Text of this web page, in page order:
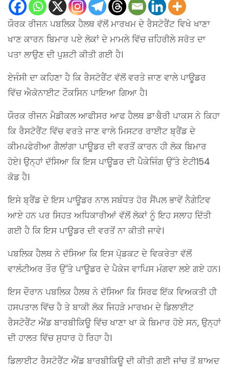
ਯੌਰਕ ਰੀਜਨ ਪਬਲਿਕ ਹੈਲਥ ਵੱਲੋਂ ਮਾਰਖਮ ਦੇ ਰੈਸਟੋਰੈਂਟ ਵਿਖੇ ਖਾਣਾ
ਖਾਣ ਕਾਰਨ ਬਿਮਾਰ ਪਏ ਲੋਕਾਂ ਦੇ ਮਾਮਲੇ ਵਿੱਚ ਜ਼ਹਿਰੀਲੇ ਸਰੋਤ ਦਾ
ਪਤਾ ਲਾਉਣ ਦੀ ਪੁਸ਼ਟੀ ਕੀਤੀ ਗਈ ਹੈ।
ਏਜੰਸੀ ਦਾ ਕਹਿਣਾ ਹੈ ਕਿ ਰੈਸਟੋਰੈਂਟ ਵੱਲੋਂ ਵਰਤੇ ਜਾਣ ਵਾਲੇ ਪਾਊਡਰ
ਵਿੱਚ ਐਕੋਨਾਈਟ ਟੌਕਸਿਨ ਪਾਇਆ ਗਿਆ ਹੈ।
ਯੌਰਕ ਰੀਜਨ ਮੈਡੀਕਲ ਆਫੀਸਰ ਆਫ ਹੈਲਥ ਡਾ·ਬੈਰੀ ਪਾਕਸ ਨੇ ਕਿਹਾ
ਕਿ ਰੈਸਟੋਰੈਂਟ ਵਿੱਚ ਵਰਤੇ ਜਾਣ ਵਾਲੇ ਮਿਸਟਰ ਰਾਈਟ ਬ੍ਰੈਂਡ ਦੇ
ਕੀਮਪਫੇਰੀਆ ਗੈਲਾਂਗਾ ਪਾਊਡਰ ਦੀ ਵਰਤੋਂ ਕਾਰਨ ਹੀ ਲੋਕ ਬਿਮਾਰ
ਹੋਏ। ਉਨ੍ਹਾਂ ਦੱਸਿਆ ਕਿ ਇਸ ਪਾਊਡਰ ਦੀ ਪੈਕੇਜਿੰਗ ਉੱਤੇ ਏਟੀ154
ਕੋਡ ਹੈ।
ਇਸੇ ਬ੍ਰੈਂਡ ਦੇ ਇਸ ਪਾਊਡਰ ਨਾਲ ਸਬੰਧਤ ਹੋਰ ਸੈਂਪਲ ਭਾਵੇਂ ਨੈਗੇਟਿਵ
ਆਏ ਹਨ ਪਰ ਸਿਹਤ ਅਧਿਕਾਰੀਆਂ ਵੱਲੋਂ ਲੋਕਾਂ ਨੂੰ ਇਹ ਸਲਾਹ ਦਿੱਤੀ
ਗਈ ਹੈ ਕਿ ਇਸ ਪਾਊਡਰ ਦੀ ਵਰਤੋਂ ਨਾ ਕੀਤੀ ਜਾਵੇ।
ਪਬਲਿਕ ਹੈਲਥ ਨੇ ਦੱਸਿਆ ਕਿ ਇਸ ਪੋ੍ਡਕਟ ਦੇ ਵਿਕਰੇਤਾ ਵੱਲੋਂ
ਵਾਲੰਟੀਅਰ ਤੌਰ ਉੱਤੇ ਪਾਊਡਰ ਦੇ ਪੈਕੇਜ ਵਾਪਿਸ ਮੰਗਵਾ ਲਏ ਗਏ ਹਨ।
ਇਸ ਦੌਰਾਨ ਪਬਲਿਕ ਹੈਲਥ ਨੇ ਦੱਸਿਆ ਕਿ ਸਿਰਫ ਇੱਕ ਵਿਅਕਤੀ ਹੀ
ਹਸਪਤਾਲ ਵਿੱਚ ਹੈ ਤੇ ਬਾਕੀ ਲੋਕ ਜਿਹੜੇ ਮਾਰਖਮ ਦੇ ਡਿਲਾਈਟ
ਰੈਸਟੋਰੈਂਟ ਐਂਡ ਬਾਰਬੀਕਿਊ ਵਿੱਚ ਖਾਣਾ ਖਾ ਕੇ ਬਿਮਾਰ ਹੋਏ ਸਨ, ਉਨ੍ਹਾਂ
ਦੀ ਹਾਲਤ ਵਿੱਚ ਸੁਧਾਰ ਹੋ ਰਿਹਾ ਹੈ।
ਡਿਲਾਈਟ ਰੈਸਟੋਰੈਂਟ ਐਂਡ ਬਾਰਬੀਕਿਊ ਦੀ ਕੀਤੀ ਗਈ ਜਾਂਚ ਤੋਂ ਬਾਅਦ